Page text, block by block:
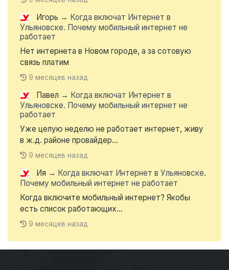
Игорь → Когда включат Интернет в
Ульяновске. Почему мобильный интернет не
работает
Нет интернета в Новом городе, а за сотовую
связь платим
9 месяцев назад
Павел → Когда включат Интернет в
Ульяновске. Почему мобильный интернет не
работает
Уже целую неделю не работает интернет, живу
в ж.д. районе провайдер...
9 месяцев назад
Ия → Когда включат Интернет в Ульяновске.
Почему мобильный интернет не работает
Когда включите мобильный интернет? Якобы
есть список работающих...
9 месяцев назад